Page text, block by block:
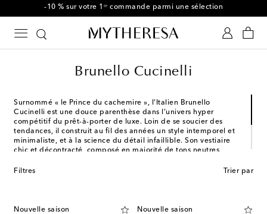
-10 % sur votre 1ʳᵉ commande parmi une sélection
Brunello Cucinelli
Surnommé « le Prince du cachemire », l’Italien Brunello
Cucinelli est une douce parenthèse dans l’univers hyper
compétitif du prêt-à-porter de luxe. Loin de se soucier des
tendances, il construit au fil des années un style intemporel et
minimaliste, et à la science du détail infaillible. Son vestiaire
chic et décontracté, composé en majorité de tons neutres,
éthiques et ses créations sont fabriquées au cœur d’un petit
Filtres Trier par
Nouvelle saison Nouvelle saison